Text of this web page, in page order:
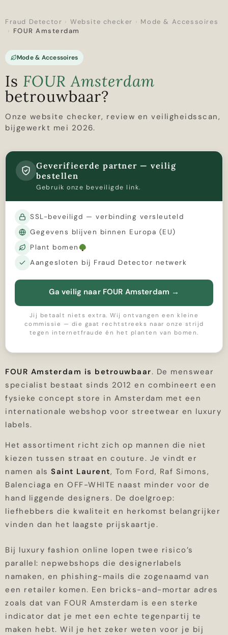
Fraud Detector › Website checker › Mode & Accessoires
› FOUR Amsterdam
Mode & Accessoires
Is FOUR Amsterdam
betrouwbaar?
Onze website checker, review en veiligheidsscan,
bijgewerkt mei 2026.
Geverifieerde partner — veilig
bestellen
Gebruik onze beveiligde link.
SSL-beveiligd — verbinding versleuteld
Gegevens blijven binnen Europa (EU)
Plant bomen
Aangesloten bij Fraud Detector netwerk
Ga veilig naar FOUR Amsterdam →
Jij betaalt niets extra. Wij ontvangen een kleine
commissie — die gaat rechtstreeks naar onze strijd
tegen internetfraude én het planten van bomen.
FOUR Amsterdam is betrouwbaar. De menswear
specialist bestaat sinds 2012 en combineert een
fysieke concept store in Amsterdam met een
internationale webshop voor streetwear en luxury
labels.
Het assortiment richt zich op mannen die niet
kiezen tussen straat en couture. Je vindt er
namen als Saint Laurent, Tom Ford, Raf Simons,
Balenciaga en OFF-WHITE naast minder voor de
hand liggende designers. De doelgroep:
liefhebbers die kwaliteit en herkomst belangrijker
vinden dan het laagste prijskaartje.
Bij luxury fashion online lopen twee risico’s
parallel: nepwebshops die designerlabels
namaken, en phishing-mails die zogenaamd van
een retailer komen. Een bricks-and-mortar adres
zoals dat van FOUR Amsterdam is een sterke
indicator dat je met een echte tegenpartij te
maken hebt. Wil je het zeker weten voor je bij